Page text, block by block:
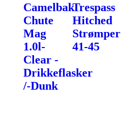
Camelbak
Chute
Mag
1.0l-
Clear -
Drikkeflasker
/-Dunk
Trespass
Hitched
Strømper
41-45